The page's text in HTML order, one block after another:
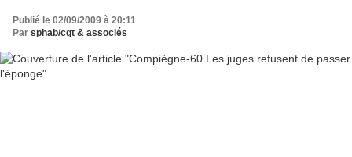
Publié le 02/09/2009 à 20:11
Par sphab/cgt & associés